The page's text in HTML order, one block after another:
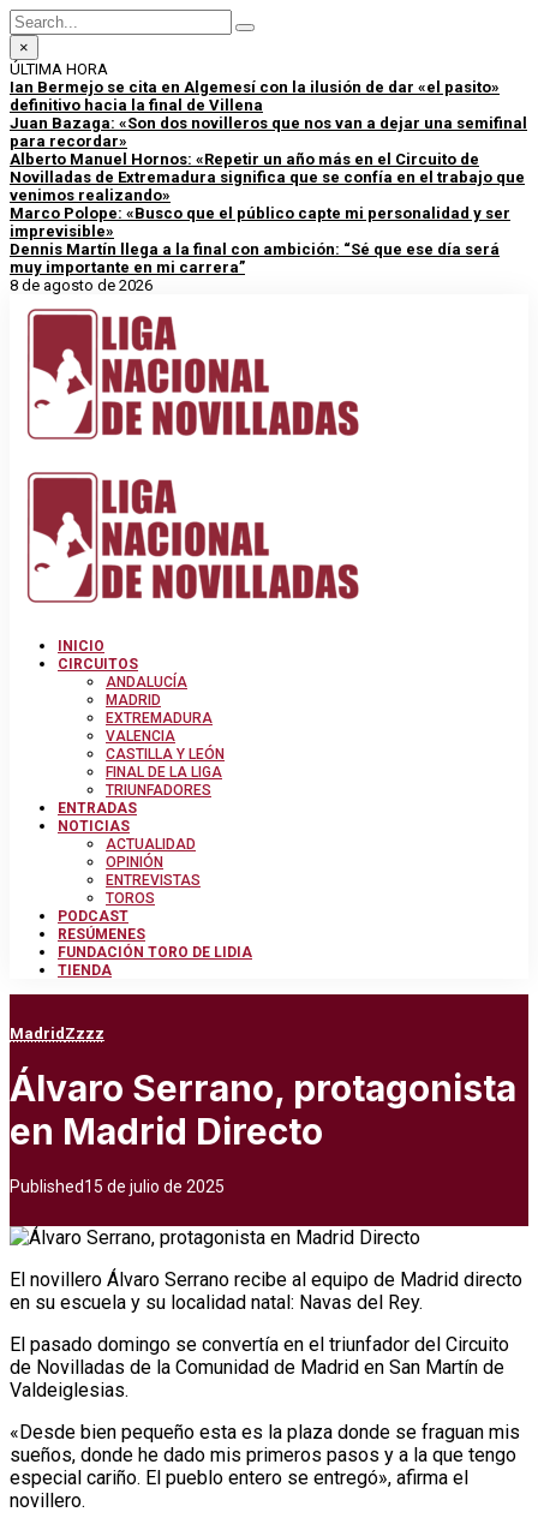
×
ÚLTIMA HORA
Ian Bermejo se cita en Algemesí con la ilusión de dar «el pasito»
definitivo hacia la final de Villena
Juan Bazaga: «Son dos novilleros que nos van a dejar una semifinal
para recordar»
Alberto Manuel Hornos: «Repetir un año más en el Circuito de
Novilladas de Extremadura significa que se confía en el trabajo que
venimos realizando»
Marco Polope: «Busco que el público capte mi personalidad y ser
imprevisible»
Dennis Martín llega a la final con ambición: “Sé que ese día será
muy importante en mi carrera”
8 de agosto de 2026
INICIO
CIRCUITOS
ANDALUCÍA
MADRID
EXTREMADURA
VALENCIA
CASTILLA Y LEÓN
FINAL DE LA LIGA
TRIUNFADORES
ENTRADAS
NOTICIAS
ACTUALIDAD
OPINIÓN
ENTREVISTAS
TOROS
PODCAST
RESÚMENES
FUNDACIÓN TORO DE LIDIA
TIENDA
Madrid Zzzz
Álvaro Serrano, protagonista
en Madrid Directo
Published15 de julio de 2025
El novillero Álvaro Serrano recibe al equipo de Madrid directo
en su escuela y su localidad natal: Navas del Rey.
El pasado domingo se convertía en el triunfador del Circuito
de Novilladas de la Comunidad de Madrid en San Martín de
Valdeiglesias.
«Desde bien pequeño esta es la plaza donde se fraguan mis
sueños, donde he dado mis primeros pasos y a la que tengo
especial cariño. El pueblo entero se entregó», afirma el
novillero.